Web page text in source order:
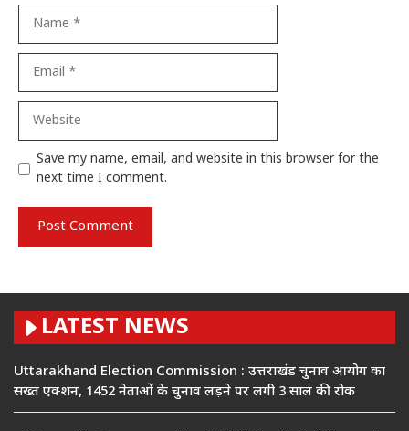
Website
Save my name, email, and website in this browser for the
next time I comment.
LATEST NEWS
Uttarakhand Election Commission : उत्तराखंड चुनाव आयोग का
सख्त एक्शन, 1452 नेताओं के चुनाव लड़ने पर लगी 3 साल की रोक